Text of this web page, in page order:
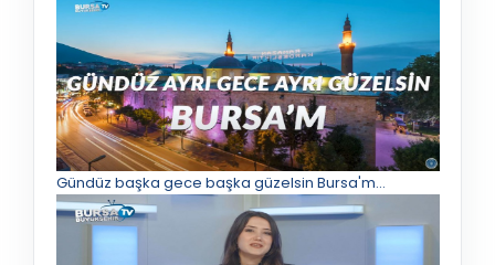
Gündüz başka gece başka güzelsin Bursa'm...